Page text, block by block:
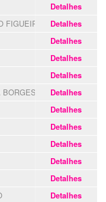
Detalhes
FIGUEIREDODetalhes
Detalhes
Detalhes
Detalhes
BORGES Detalhes
Detalhes
Detalhes
Detalhes
Detalhes
Detalhes
Detalhes